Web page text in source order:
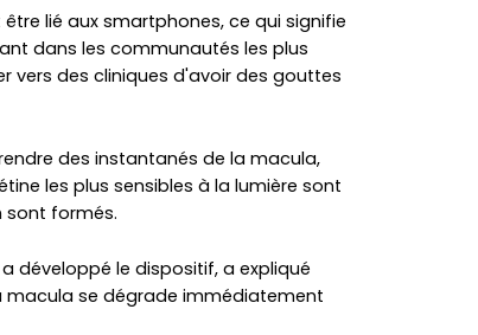
lié aux smartphones, ce qui signifie
dans les communautés les plus
vers des cliniques d'avoir des gouttes
des instantanés de la macula,
les plus sensibles à la lumière sont
sont formés.
développé le dispositif, a expliqué
macula se dégrade immédiatement